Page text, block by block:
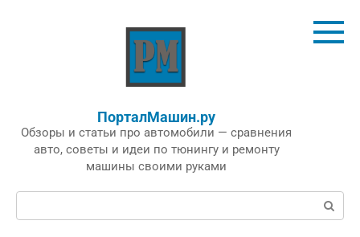
ПорталМашин.ру
Обзоры и статьи про автомобили — сравнения
авто, советы и идеи по тюнингу и ремонту
машины своими руками
Поиск: